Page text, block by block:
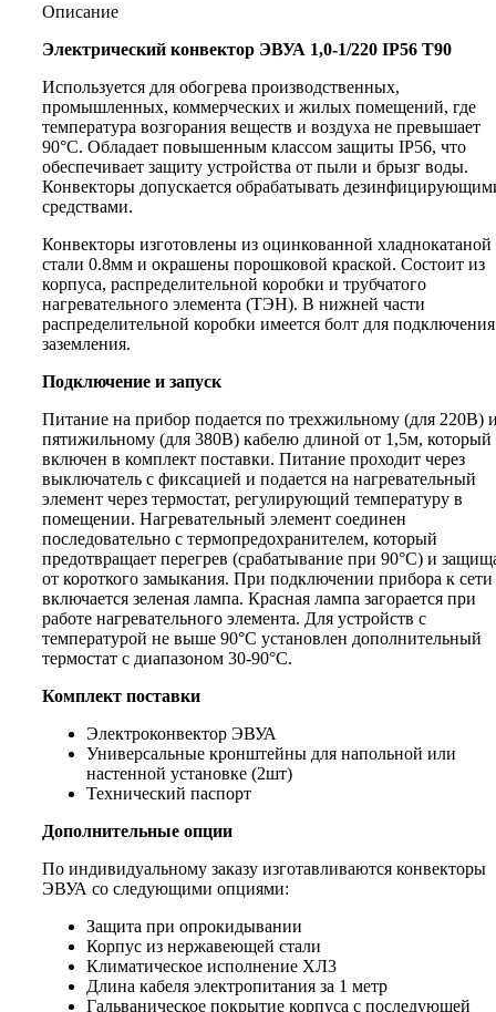
Описание
Электрический конвектор ЭВУА 1,0-1/220 IP56 Т90
Используется для обогрева производственных,
промышленных, коммерческих и жилых помещений, где
температура возгорания веществ и воздуха не превышает
90°С. Обладает повышенным классом защиты IP56, что
обеспечивает защиту устройства от пыли и брызг воды.
Конвекторы допускается обрабатывать
средствами.
Конвекторы изготовлены из оцинкованной хладнокатаной
стали 0.8мм и окрашены порошковой краской. Состоит из
корпуса, распределительной коробки и трубчатого
нагревательного элемента (ТЭН). В нижней части
распределительной коробки имеется болт для подключения
заземления.
Подключение и запуск
Питание на прибор подается по трехжильному (для 220В)
пятижильному (для 380В) кабелю длиной от 1,5м, который
включен в комплект поставки. Питание проходит через
выключатель с фиксацией и подается на нагревательный
элемент через термостат, регулирующий температуру в
помещении. Нагревательный элемент соединен
последовательно с термопредохранителем, который
предотвращает перегрев (срабатывание при 90°С) и
от короткого замыкания. При подключении прибора к сети
включается зеленая лампа. Красная лампа загорается при
работе нагревательного элемента. Для устройств с
температурой не выше 90°С установлен дополнительный
термостат с диапазоном 30-90°С.
Комплект поставки
Электроконвектор ЭВУА
Универсальные кронштейны для напольной или
настенной установке (2шт)
Технический паспорт
Дополнительные опции
По индивидуальному заказу изготавливаются конвекторы
ЭВУА со следующими опциями:
Защита при опрокидывании
Корпус из нержавеющей стали
Климатическое исполнение ХЛ3
Длина кабеля электропитания за 1 метр
Гальваническое покрытие корпуса с последующей